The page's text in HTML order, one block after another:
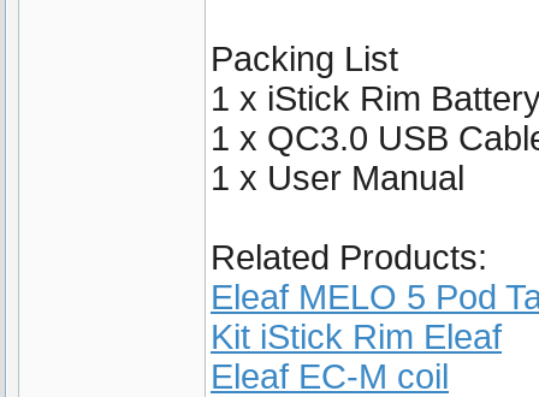
Packing List
1 x iStick Rim
1 x QC3.0 USB
1 x User Manual
Related Products:
Eleaf MELO 5 Pod
Kit iStick Rim Eleaf
Eleaf EC-M coil